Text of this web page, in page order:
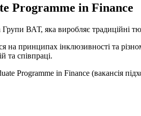
Programme in Finance
ВАТ, яка виробляє традиційні
на принципах інклюзивності та
та співпраці.
Programme in Finance (вакансія